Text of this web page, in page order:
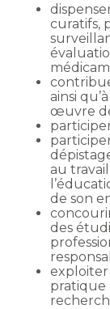
curatifs,
ainsi
œuvre
au
de son
des
exploiter
pratique